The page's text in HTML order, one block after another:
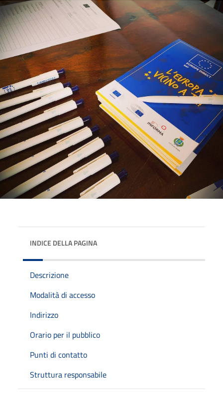
INDICE DELLA PAGINA
Descrizione
Modalità di accesso
Indirizzo
Orario per il pubblico
Punti di contatto
Struttura responsabile